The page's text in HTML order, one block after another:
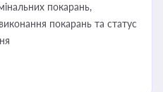
покарань,
покарань та статус